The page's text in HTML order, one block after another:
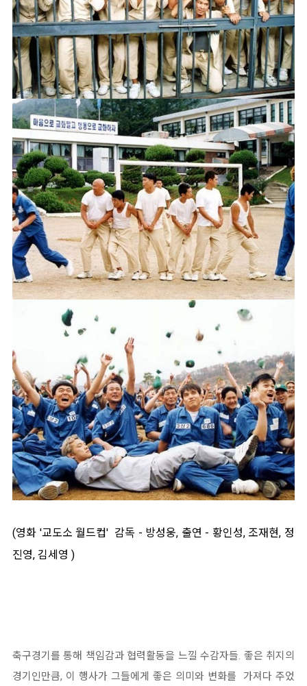
(영화 '교도소 월드컵' 감독 - 방성웅, 출연 - 황인성, 조재현, 정
진영, 김세영 )
축구경기를 통해 책임감과 협력활동을 느낄 수감자들. 좋은 취지의
경기인만큼, 이 행사가 그들에게 좋은 의미와 변화를 가져다 주었